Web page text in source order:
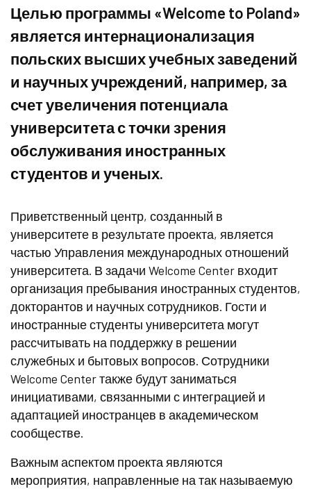
Целью программы «Welcome to Poland»
является интернационализация
польских высших учебных заведений
и научных учреждений, например, за
счет увеличения потенциала
университета с точки зрения
обслуживания иностранных
студентов и ученых.
Приветственный центр, созданный в
университете в результате проекта, является
частью Управления международных отношений
университета. В задачи Welcome Center входит
организация пребывания иностранных студентов,
докторантов и научных сотрудников. Гости и
иностранные студенты университета могут
рассчитывать на поддержку в решении
служебных и бытовых вопросов. Сотрудники
Welcome Center также будут заниматься
инициативами, связанными с интеграцией и
адаптацией иностранцев в академическом
сообществе.
Важным аспектом проекта являются
мероприятия, направленные на так называемую